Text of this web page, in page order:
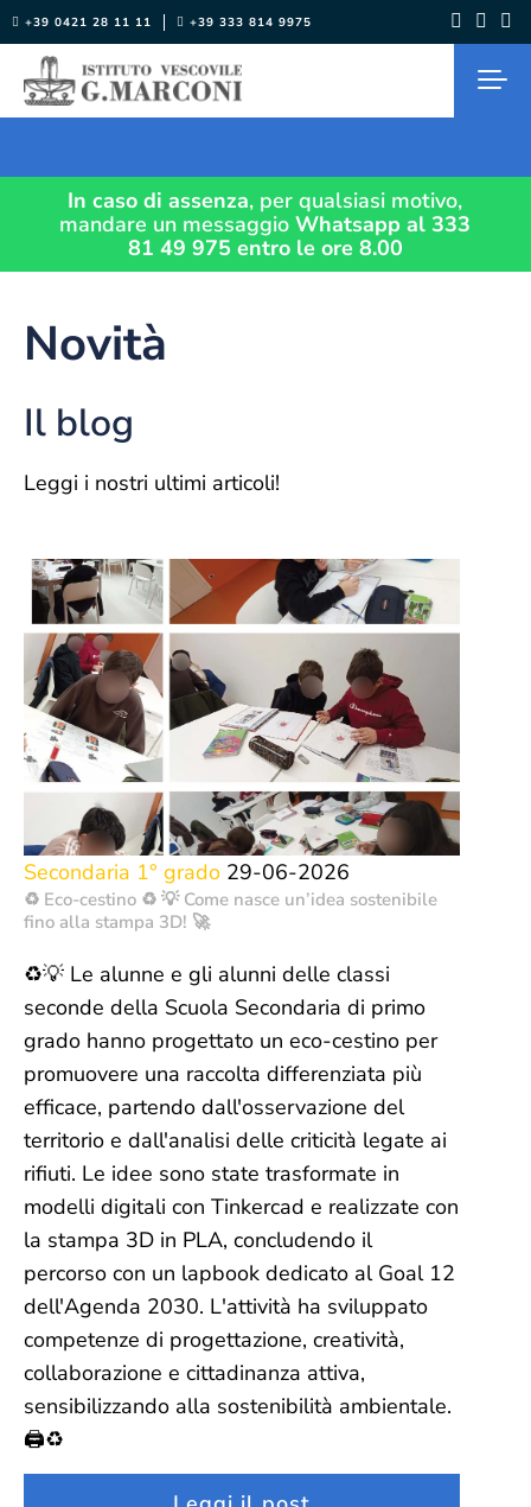
Salta
al
contenuto
+39 0421 28 11 11 +39 333 814 9975
In caso di assenza, per qualsiasi motivo,
mandare un messaggioWhatsapp al 333
81 49 975 entro le ore 8.00
Novità
Il blog
Leggi i nostri ultimi articoli!
Secondaria 1° grado 29-06-2026
♻️ Eco-cestino ♻️ 💡 Come nasce un’idea sostenibile
fino alla stampa 3D! 🚀
♻️💡 Le alunne e gli alunni delle classi
seconde della Scuola Secondaria di primo
grado hanno progettato un eco-cestino per
promuovere una raccolta differenziata più
efficace, partendo dall'osservazione del
territorio e dall'analisi delle criticità legate ai
rifiuti. Le idee sono state trasformate in
modelli digitali con Tinkercad e realizzate con
la stampa 3D in PLA, concludendo il
percorso con un lapbook dedicato al Goal 12
dell'Agenda 2030. L'attività ha sviluppato
competenze di progettazione, creatività,
collaborazione e cittadinanza attiva,
sensibilizzando alla sostenibilità ambientale.
🖨️♻️